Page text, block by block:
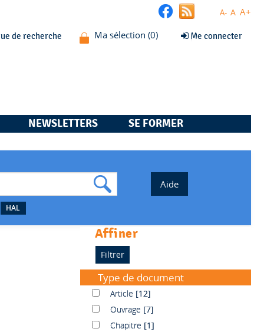
A- A A+
de recherche Me connecter
NEWSLETTERS SE FORMER
HAL
affiner
Type de document
ArticleArticle [12]
OuvrageOuvrage [7]
ChapitreChapitre [1]